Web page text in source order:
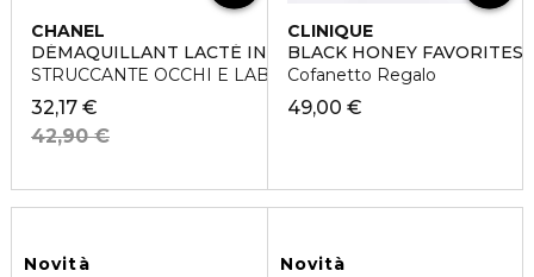
CHANEL
DÉMAQUILLANT LACTÉ INTENSE
STRUCCANTE OCCHI E LABBRA DELICATO
32,17 €
42,90 €
CLINIQUE
BLACK HONEY FAVORITES
Cofanetto Regalo
49,00 €
Novità Novità